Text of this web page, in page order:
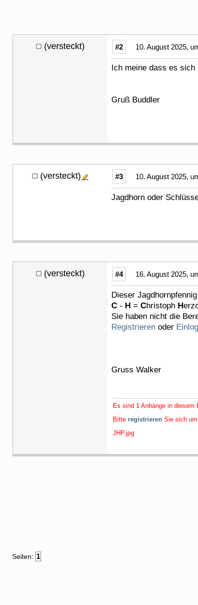
(versteckt) #2 10. August 2025,
Ich meine dass es sich
Gruß Buddler
(versteckt) #3 10. August 2025,
Jagdhorn oder
(versteckt) #4 16. August 2025,
Dieser
C - H = Christoph H
Sie haben nicht die
Registrieren oder
Gruss Walker
Es sind 1 Anhänge in diesem
Bitte registrieren Sie sich
JHP.jpg
Seiten: 1